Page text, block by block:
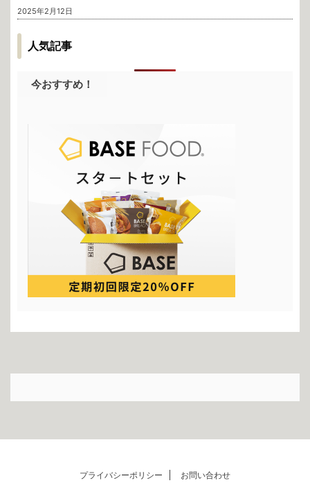
2025年2月12日
人気記事
今おすすめ！
プライバシーポリシー お問い合わせ